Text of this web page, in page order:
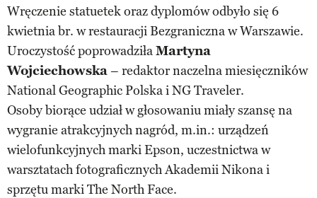
Wręczenie statuetek oraz dyplomów odbyło się 6
kwietnia br. w restauracji Bezgraniczna w Warszawie.
Uroczystość poprowadziłaMartyna
Wojciechowska– redaktor naczelna miesięczników
National Geographic Polska i NG Traveler.
Osoby biorące udział w głosowaniu miały szansę na
wygranie atrakcyjnych nagród, m.in.: urządzeń
wielofunkcyjnych marki Epson, uczestnictwa w
warsztatach fotograficznych Akademii Nikona i
sprzętu marki The North Face.